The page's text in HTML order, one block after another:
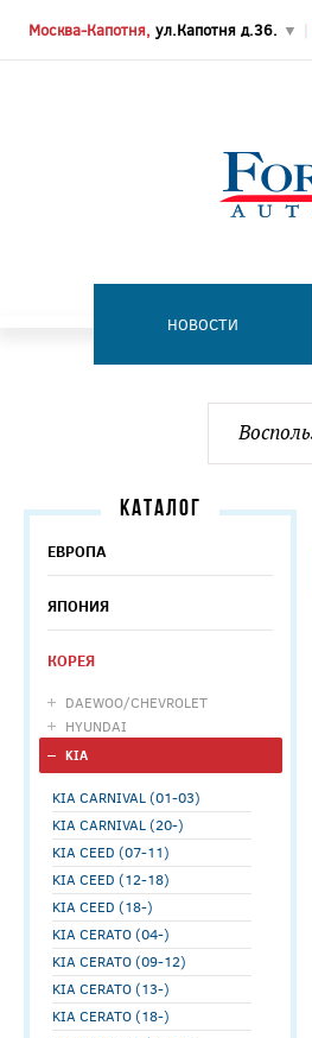
Москва-Капотня, ул.Капотня д.36. ▼
НОВОСТИ
КАТАЛОГ
ЕВРОПА
ЯПОНИЯ
КОРЕЯ
DAEWOO/CHEVROLET
HYUNDAI
KIA
KIA CARNIVAL (01-03)
KIA CARNIVAL (20-)
KIA CEED (07-11)
KIA CEED (12-18)
KIA CEED (18-)
KIA CERATO (04-)
KIA CERATO (09-12)
KIA CERATO (13-)
KIA CERATO (18-)